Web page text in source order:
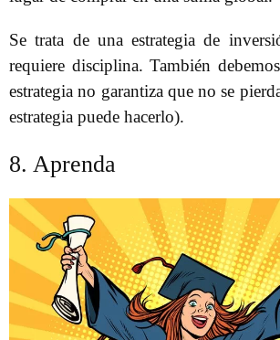
Se trata de una estrategia de
requiere disciplina. También
estrategia no garantiza que no se
estrategia puede hacerlo).
8. Aprenda